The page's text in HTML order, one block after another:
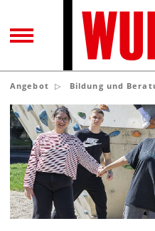
TOGGLE
Angebot Bildung und